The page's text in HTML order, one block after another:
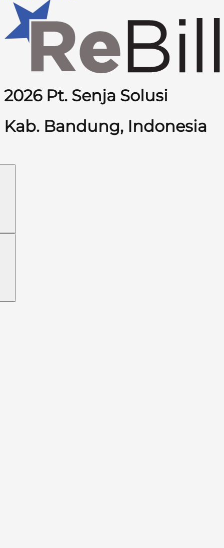
2026 Pt. Senja Solusi
Kab. Bandung, Indonesia